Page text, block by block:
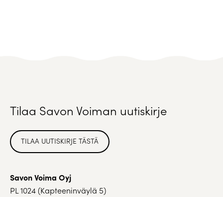
Tilaa Savon Voiman uutiskirje
TILAA UUTISKIRJE TÄSTÄ
Savon Voima Oyj
PL 1024 (Kapteeninväylä 5)